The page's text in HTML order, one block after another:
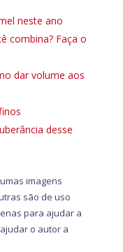
neste ano
combina? Faça o
dar volume aos
desse
imagens
são de uso
para ajudar a
o autor a